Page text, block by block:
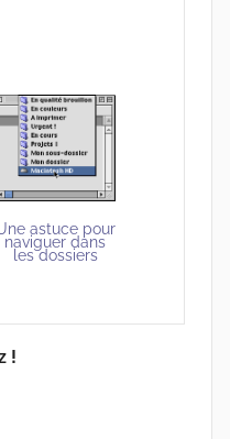
astuce pour
naviguer dans
les dossiers
!